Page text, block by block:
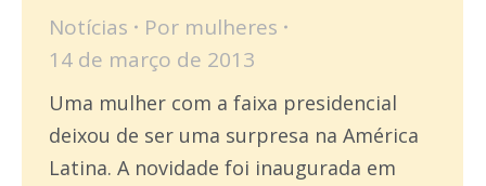
Notícias Por mulheres
14 de março de 2013
Uma mulher com a faixa presidencial
deixou de ser uma surpresa na América
Latina. A novidade foi inaugurada em